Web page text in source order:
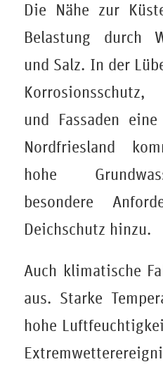
Die Nähe zur
Belastung durch
und Salz. In der
Korrosionsschutz,
und Fassaden
Nordfriesland
hohe
besondere
Deichschutz hinzu.
Auch klimatische
aus. Starke
hohe